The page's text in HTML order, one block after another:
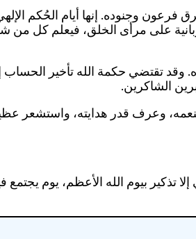
وجنوده. إنها أيام الحُكم
على مرأى الخلق، فيعلم كل من
وقد تقتضي حكمة الله تأخير
الشاكرين.
وعرف قدر هدايته، واستشعر
بيوم الله الأعظم، يوم يجتمع